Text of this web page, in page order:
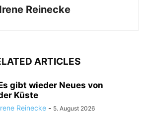
Irene Reinecke
ARTICLES
gibt wieder Neues von
Küste
Reinecke - 5. August 2026